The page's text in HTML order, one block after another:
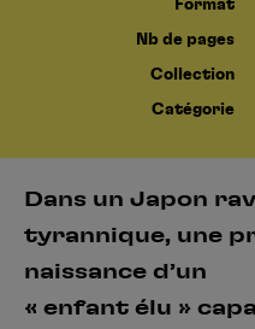
Format
Nb de pages
Collection
Catégorie
Dans un Japon
tyrannique, une
naissance d’un
« enfant élu »